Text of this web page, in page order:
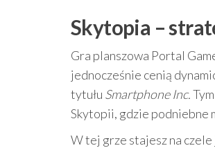
Skytopia –
Gra planszowa Portal
jednocześnie cenią
tytułu Smartphone Inc.
Skytopii, gdzie podniebne
W tej grze stajesz na